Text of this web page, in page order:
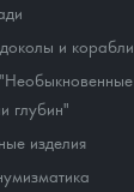
и корабли
глубин"
изделия